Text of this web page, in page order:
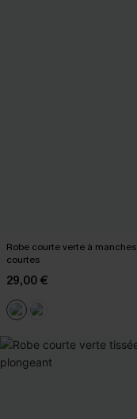
Robe courte verte à manches
courtes
29,00 €